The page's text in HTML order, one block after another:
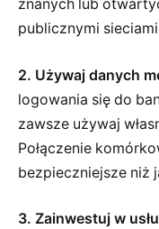
znanych lub
publicznymi
2. Używaj danych
logowania się do
zawsze używaj
Połączenie
bezpieczniejsze niż
3. Zainwestuj w